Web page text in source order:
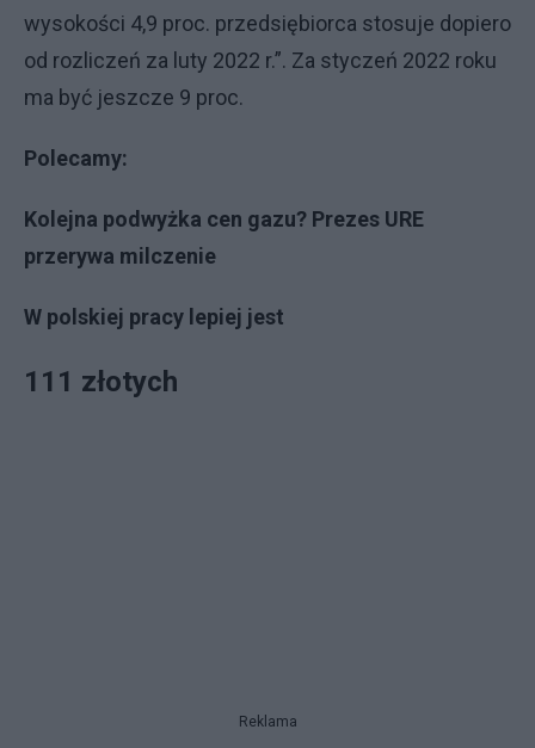
wysokości 4,9 proc. przedsiębiorca stosuje dopiero
od rozliczeń za luty 2022 r.”. Za styczeń 2022 roku
ma być jeszcze 9 proc.
Polecamy:
Kolejna podwyżka cen gazu? Prezes URE
przerywa milczenie
W polskiej pracy lepiej jest
111 złotych
Reklama